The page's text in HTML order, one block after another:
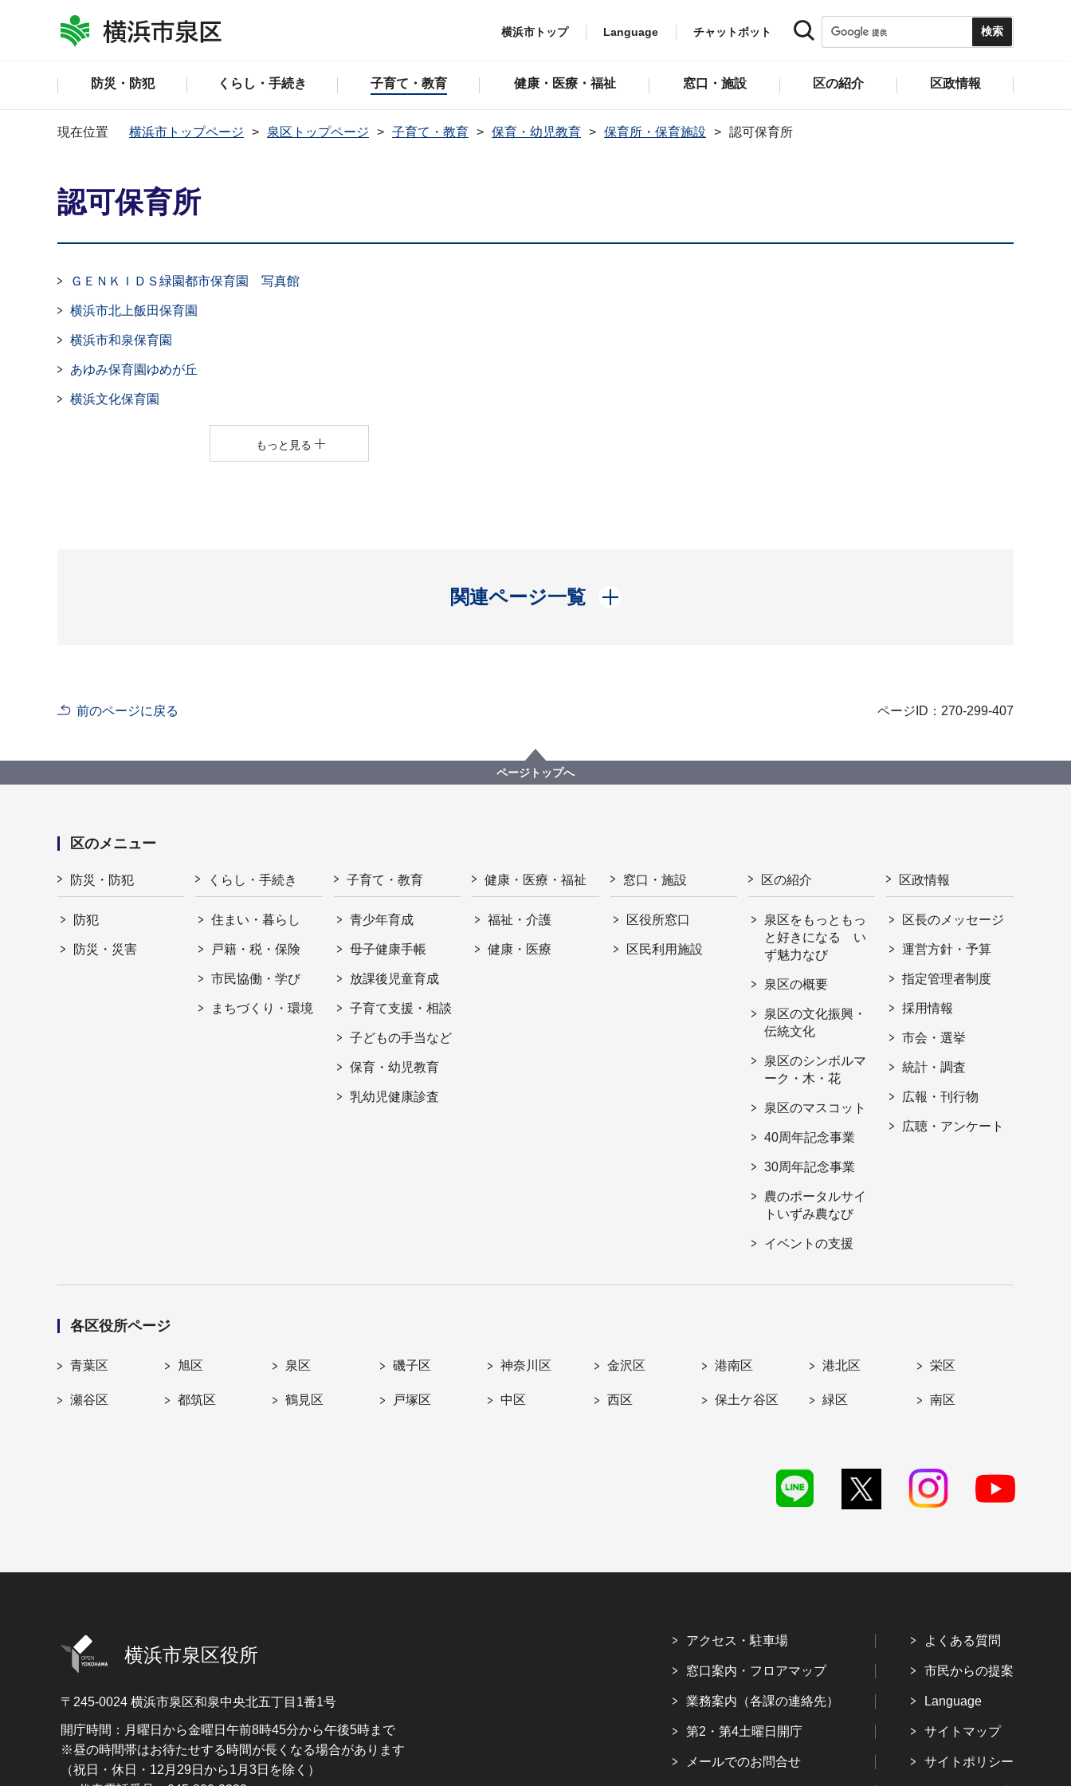
横浜市トップ Language チャットボット
防災・防犯 くらし・手続き 子育て・教育 健康・医療・福祉 窓口・施設 区の紹介 区政情報
現在位置 横浜市トップページ 泉区トップページ 子育て・教育 保育・幼児教育 保育所・保育施設 認可保育所
認可保育所
ＧＥＮＫＩＤＳ緑園都市保育園 写真館
横浜市北上飯田保育園
横浜市和泉保育園
あゆみ保育園ゆめが丘
横浜文化保育園
もっと見る
関連ページ一覧
開く
前のページに戻る ページID：270-299-407
ページトップへ
区のメニュー
防災・防犯
防犯
防災・災害
くらし・手続き
住まい・暮らし
戸籍・税・保険
市民協働・学び
まちづくり・環境
子育て・教育
青少年育成
母子健康手帳
放課後児童育成
子育て支援・相談
子どもの手当など
保育・幼児教育
乳幼児健康診査
健康・医療・福祉
福祉・介護
健康・医療
窓口・施設
区役所窓口
区民利用施設
区の紹介
泉区をもっともっ
と好きになる い
ず魅力なび
泉区の概要
泉区の文化振興・
伝統文化
泉区のシンボルマ
ーク・木・花
泉区のマスコット
40周年記念事業
30周年記念事業
農のポータルサイ
トいずみ農なび
イベントの支援
区政情報
区長のメッセージ
運営方針・予算
指定管理者制度
採用情報
市会・選挙
統計・調査
広報・刊行物
広聴・アンケート
各区役所ページ
青葉区 旭区 泉区 磯子区 神奈川区 金沢区 港南区 港北区 栄区
瀬谷区 都筑区 鶴見区 戸塚区 中区 西区 保土ケ谷区 緑区 南区
横浜市泉区役所
〒245-0024 横浜市泉区和泉中央北五丁目1番1号
開庁時間：月曜日から金曜日午前8時45分から午後5時まで
※昼の時間帯はお待たせする時間が長くなる場合があります
（祝日・休日・12月29日から1月3日を除く）
アクセス・駐車場
窓口案内・フロアマップ
業務案内（各課の連絡先）
第2・第4土曜日開庁
メールでのお問合せ
よくある質問
市民からの提案
Language
サイトマップ
サイトポリシー